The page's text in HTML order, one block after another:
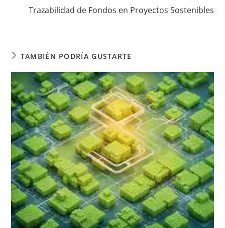
Trazabilidad de Fondos en Proyectos Sostenibles
TAMBIÉN PODRÍA GUSTARTE